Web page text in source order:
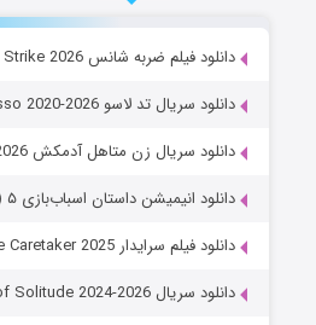
دانلود فیلم ضربه شانس Lucky Strike 2026
دانلود سریال تد لاسو Ted Lasso 2020-2026
دانلود سریال زن متاهل آدمکش A Bona Fide Killer 2026
دانلود انیمیشن داستان اسباب‌بازی ۵ Toy Story 5 (2026)
دانلود فیلم سرایدار The Caretaker 2025
دانلود سریال One Hundred Years of Solitude 2024-2026